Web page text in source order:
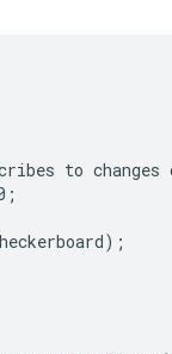
to changes